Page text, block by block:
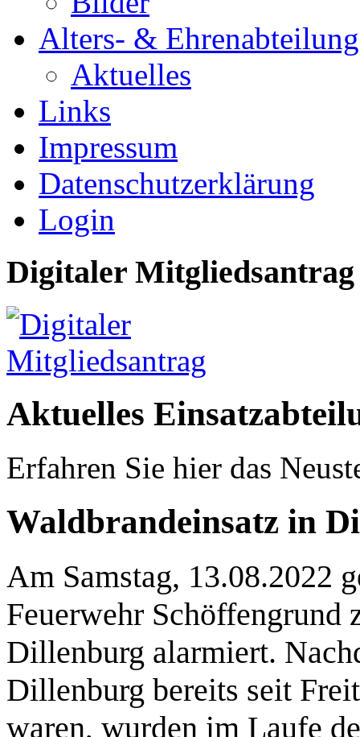
Alters- & Ehrenabteilung
Aktuelles
Links
Impressum
Datenschutzerklärung
Login
Digitaler Mitgliedsantrag
Aktuelles
Erfahren Sie hier das
Waldbrandeinsatz in
Am Samstag, 13.08.2022
Feuerwehr Schöffengrund
Dillenburg alarmiert.
Dillenburg bereits seit
waren, wurden im Laufe